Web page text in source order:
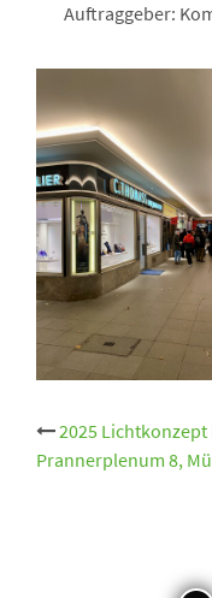
Auftraggeber:
Beitrags-
Navigation
2025 Lichtkonzept
Prannerplenum 8,